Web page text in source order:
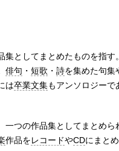
集としてまとめたものを指
俳句 ・ 短歌 ・ 詩を集めた句集
は卒業文集もアンソロジーで
一つの作品集としてまとめら
作品をレコードやCDにまと